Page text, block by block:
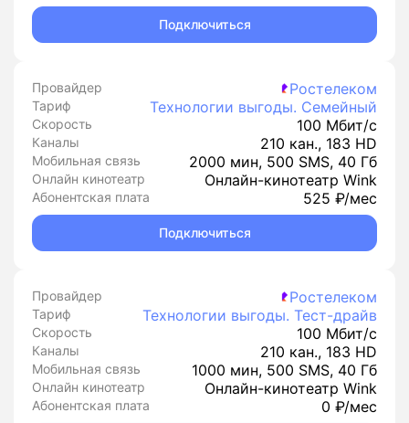
Подключиться
Провайдер Ростелеком
Тариф Технологии выгоды. Семейный
Скорость 100 Мбит/с
Каналы 210 кан., 183 HD
Мобильная связь 2000 мин, 500 SMS, 40 Гб
Онлайн кинотеатр Онлайн-кинотеатр Wink
Абонентская плата 525 ₽/мес
Подключиться
Провайдер Ростелеком
Тариф Технологии выгоды. Тест-драйв
Скорость 100 Мбит/с
Каналы 210 кан., 183 HD
Мобильная связь 1000 мин, 500 SMS, 40 Гб
Онлайн кинотеатр Онлайн-кинотеатр Wink
Абонентская плата 0 ₽/мес